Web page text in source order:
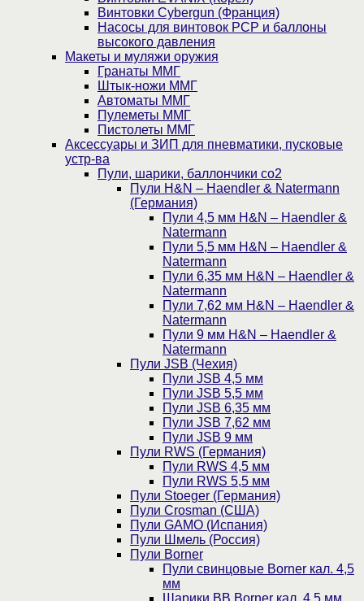
Винтовки Cybergun (Франция)
Насосы для винтовок PCP и баллоны
высокого давления
Макеты и муляжи оружия
Гранаты ММГ
Штык-ножи ММГ
Автоматы ММГ
Пулеметы ММГ
Пистолеты ММГ
Аксессуары и ЗИП для пневматики, пусковые
устр-ва
Пули, шарики, баллончики со2
Пули H&N – Haendler & Natermann
(Германия)
Пули 4,5 мм H&N – Haendler &
Natermann
Пули 5,5 мм H&N – Haendler &
Natermann
Пули 6,35 мм H&N – Haendler &
Natermann
Пули 7,62 мм H&N – Haendler &
Natermann
Пули 9 мм H&N – Haendler &
Natermann
Пули JSB (Чехия)
Пули JSB 4,5 мм
Пули JSB 5,5 мм
Пули JSB 6,35 мм
Пули JSB 7,62 мм
Пули JSB 9 мм
Пули RWS (Германия)
Пули RWS 4,5 мм
Пули RWS 5,5 мм
Пули Stoeger (Германия)
Пули Crosman (США)
Пули GAMO (Испания)
Пули Шмель (Россия)
Пули Borner
Пули свинцовые Borner кал. 4,5
мм
Шарики BB Borner кал. 4,5 мм